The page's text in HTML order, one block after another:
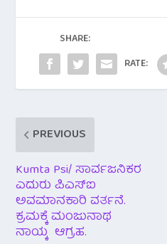
o
o
k
A
p
p
SHARE:
RATE:
PREVIOUS
Kumta Psi/ ಸಾರ್ವಜನಿಕರ
ಎದುರು ಪಿಎಸ್ಐ
ಅವಮಾನಕಾರಿ ವರ್ತನೆ.
ಕ್ರಮಕ್ಕೆ ಮಂಜುನಾಥ
ನಾಯ್ಕ ಆಗ್ರಹ.